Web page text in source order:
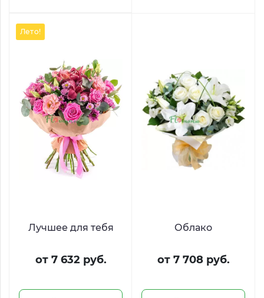
Лучшее для тебя
от 7 632 руб.
Лето!
Облако
от 7 708 руб.